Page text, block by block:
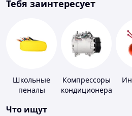
Тебя заинтересует
Школьные
пеналы
Компрессоры
кондиционера
Что ищут